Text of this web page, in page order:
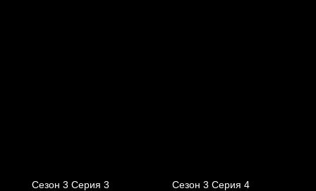
Сезон 3 Серия 3 Сезон 3 Серия 4